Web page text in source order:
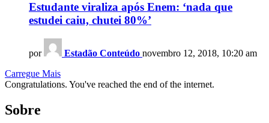
Estudante viraliza após Enem: ‘nada que
estudei caiu, chutei 80%’
por Estadão Conteúdo novembro 12, 2018, 10:20 am
Carregue Mais
Congratulations. You've reached the end of the internet.
Sobre